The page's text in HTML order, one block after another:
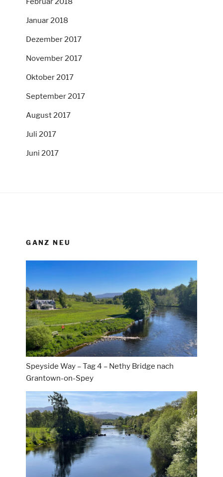
Januar 2018
Dezember 2017
November 2017
Oktober 2017
September 2017
August 2017
Juli 2017
Juni 2017
GANZ NEU
Speyside Way – Tag 4 – Nethy Bridge nach
Grantown-on-Spey